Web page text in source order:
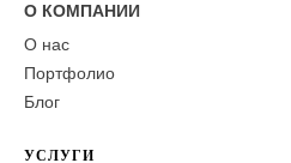
О КОМПАНИИ
О нас
Портфолио
Блог
УСЛУГИ